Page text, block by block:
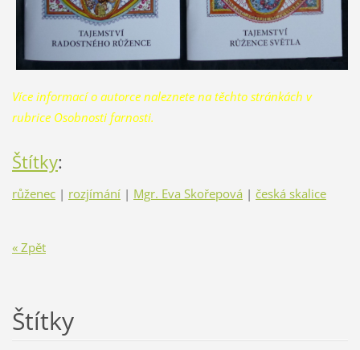
Více informací o autorce naleznete na těchto stránkách v
rubrice Osobnosti farnosti.
Štítky:
růženec | rozjímání | Mgr. Eva Skořepová | česká skalice
« Zpět
Štítky